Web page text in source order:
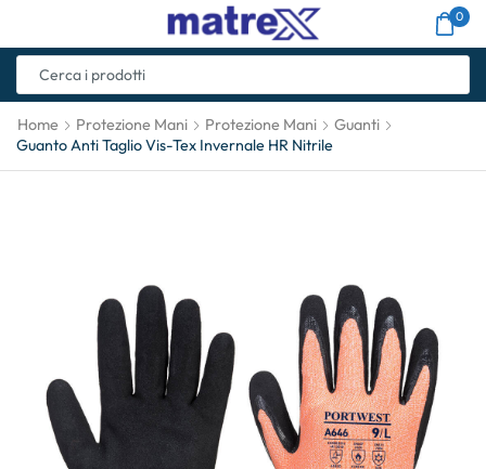
0
Home Protezione Mani Protezione Mani
Guanti
Guanto Anti Taglio Vis-Tex Invernale HR Nitrile